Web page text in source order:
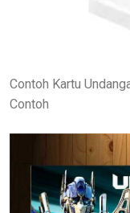
Contoh Kartu
Contoh